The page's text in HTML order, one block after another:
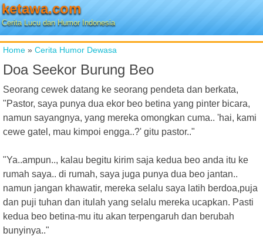
ketawa.com
Cerita Lucu dan Humor Indonesia
Home » Cerita Humor Dewasa
Doa Seekor Burung Beo
Seorang cewek datang ke seorang pendeta dan berkata,
"Pastor, saya punya dua ekor beo betina yang pinter bicara,
namun sayangnya, yang mereka omongkan cuma.. 'hai, kami
cewe gatel, mau kimpoi engga..?' gitu pastor.."
"Ya..ampun.., kalau begitu kirim saja kedua beo anda itu ke
rumah saya.. di rumah, saya juga punya dua beo jantan..
namun jangan khawatir, mereka selalu saya latih berdoa,puja
dan puji tuhan dan itulah yang selalu mereka ucapkan. Pasti
kedua beo betina-mu itu akan terpengaruh dan berubah
bunyinya.."